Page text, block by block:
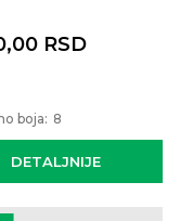
DETALJNIJE
RSD
boja: 8